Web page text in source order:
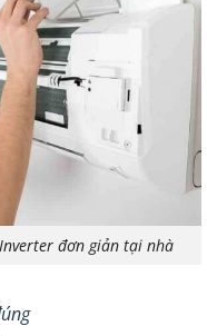
đơn giản tại nhà